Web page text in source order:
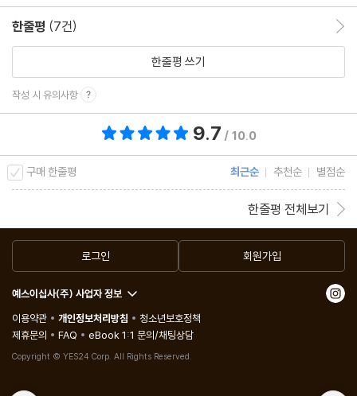
한줄평 (7건)
한줄평 쓰기
작성 시 유의사항
9.7 / 10.0
구매 한줄평 최근순 추천순 별점순
한줄평 전체보기
로그인 회원가입
예스이십사(주) 사업자 정보
이용약관
개인정보처리방침
청소년보호정책
제휴문의
FAQ eBook 1:1 문의/채팅상담
Copyright © YES24 Corp. All Rights Reserved.